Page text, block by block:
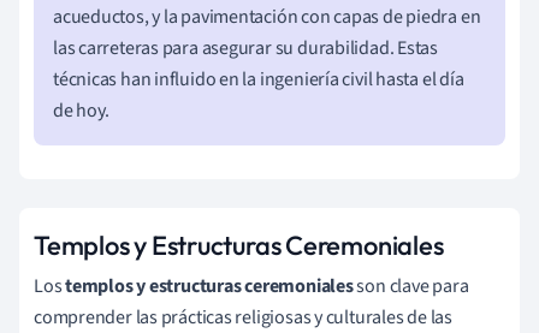
acueductos, y la pavimentación con capas de piedra en
las carreteras para asegurar su durabilidad. Estas
técnicas han influido en la ingeniería civil hasta el día
de hoy.
Templos y Estructuras Ceremoniales
Lostemplos y estructuras ceremonialesson clave para
comprender las prácticas religiosas y culturales de las